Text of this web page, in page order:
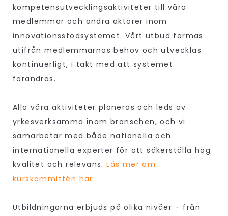
kompetensutvecklingsaktiviteter till våra
medlemmar och andra aktörer inom
innovationsstödsystemet. Vårt utbud formas
utifrån medlemmarnas behov och utvecklas
kontinuerligt, i takt med att systemet
förändras.
Alla våra aktiviteter planeras och leds av
yrkesverksamma inom branschen, och vi
samarbetar med både nationella och
internationella experter för att säkerställa hög
kvalitet och relevans.Läs mer om
kurskommittén här.
Utbildningarna erbjuds på olika nivåer – från